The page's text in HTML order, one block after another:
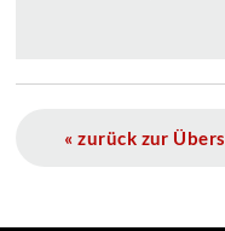
« zurück zur